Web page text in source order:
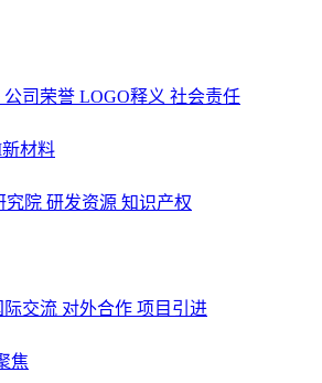
公司荣誉 LOGO释义 社会责任
新材料
究院 研发资源 知识产权
际交流 对外合作 项目引进
焦